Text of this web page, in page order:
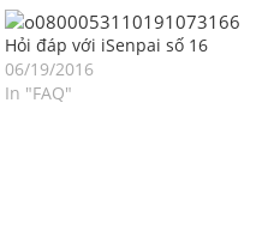
Hỏi đáp với iSenpai số 16
06/19/2016
In "FAQ"